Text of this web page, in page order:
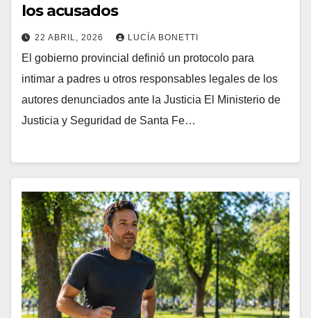
los acusados
22 ABRIL, 2026 LUCÍA BONETTI
El gobierno provincial definió un protocolo para
intimar a padres u otros responsables legales de los
autores denunciados ante la Justicia El Ministerio de
Justicia y Seguridad de Santa Fe…